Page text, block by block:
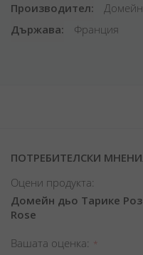
Производител
Държава
Франция
ПОТРЕБИТЕЛСКИ
Оцени продукта:
Домейн дьо Тарике
Rose
Вашата оценка